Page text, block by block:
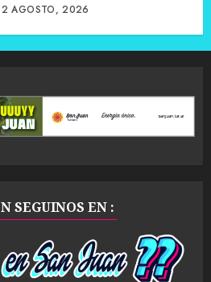
2 AGOSTO, 2026
SEGUINOS EN :